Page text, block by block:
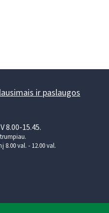
ir paslaugos
8.00-15.45.
val. - 12.00 val.